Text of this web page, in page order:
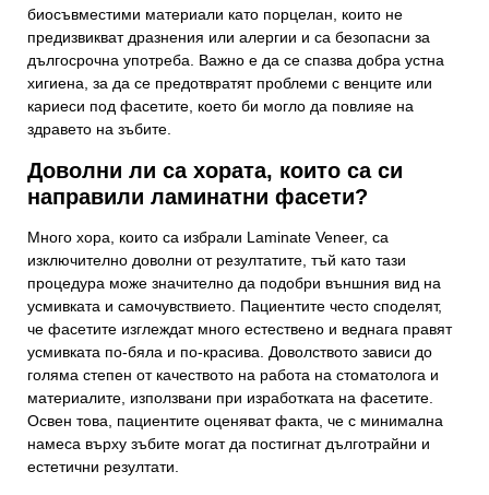
биосъвместими материали като порцелан, които не
предизвикват дразнения или алергии и са безопасни за
дългосрочна употреба. Важно е да се спазва добра устна
хигиена, за да се предотвратят проблеми с венците или
кариеси под фасетите, което би могло да повлияе на
здравето на зъбите.
Доволни ли са хората, които са си
направили ламинатни фасети?
Много хора, които са избрали Laminate Veneer, са
изключително доволни от резултатите, тъй като тази
процедура може значително да подобри външния вид на
усмивката и самочувствието. Пациентите често споделят,
че фасетите изглеждат много естествено и веднага правят
усмивката по-бяла и по-красива. Доволството зависи до
голяма степен от качеството на работа на стоматолога и
материалите, използвани при изработката на фасетите.
Освен това, пациентите оценяват факта, че с минимална
намеса върху зъбите могат да постигнат дълготрайни и
естетични резултати.
Вашият имейл адрес
Тема